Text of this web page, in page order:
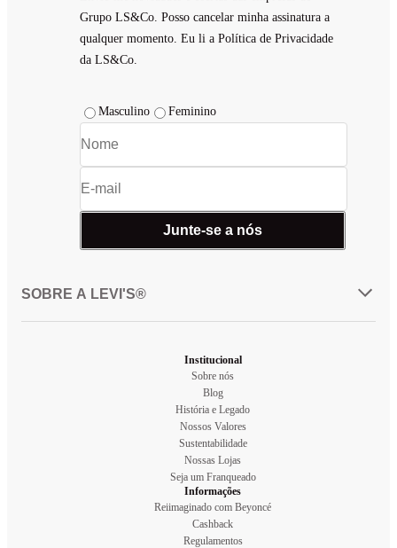
Grupo LS&Co. Posso cancelar minha assinatura a
qualquer momento. Eu li a Política de Privacidade
da LS&Co.
Masculino Feminino
Junte-se a nós
SOBRE A LEVI'S®
Institucional
Sobre nós
Blog
História e Legado
Nossos Valores
Sustentabilidade
Nossas Lojas
Seja um Franqueado
Informações
Reiimaginado com Beyoncé
Cashback
Regulamentos